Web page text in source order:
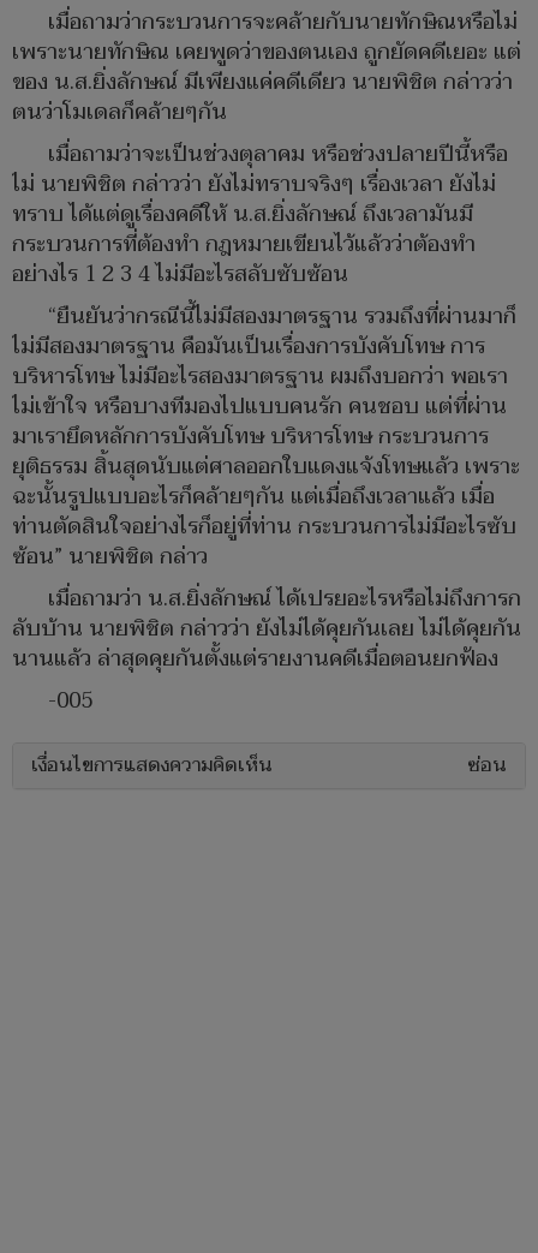
เมื่อถามว่ากระบวนการจะคล้ายกับนายทักษิณหรือไม่
เพราะนายทักษิณ เคยพูดว่าของตนเอง ถูกยัดคดีเยอะ แต่
ของ น.ส.ยิ่งลักษณ์ มีเพียงแค่คดีเดียว นายพิชิต กล่าวว่า
ตนว่าโมเดลก็คล้ายๆกัน
เมื่อถามว่าจะเป็นช่วงตุลาคม หรือช่วงปลายปีนี้หรือ
ไม่ นายพิชิต กล่าวว่า ยังไม่ทราบจริงๆ เรื่องเวลา ยังไม่
ทราบ ได้แต่ดูเรื่องคดีให้ น.ส.ยิ่งลักษณ์ ถึงเวลามันมี
กระบวนการที่ต้องทำ กฎหมายเขียนไว้แล้วว่าต้องทำ
อย่างไร 1 2 3 4 ไม่มีอะไรสลับซับซ้อน
“ยืนยันว่ากรณีนี้ไม่มีสองมาตรฐาน รวมถึงที่ผ่านมาก็
ไม่มีสองมาตรฐาน คือมันเป็นเรื่องการบังคับโทษ การ
บริหารโทษ ไม่มีอะไรสองมาตรฐาน ผมถึงบอกว่า พอเรา
ไม่เข้าใจ หรือบางทีมองไปแบบคนรัก คนชอบ แต่ที่ผ่าน
มาเรายึดหลักการบังคับโทษ บริหารโทษ กระบวนการ
ยุติธรรม สิ้นสุดนับแต่ศาลออกใบแดงแจ้งโทษแล้ว เพราะ
ฉะนั้นรูปแบบอะไรก็คล้ายๆกัน แต่เมื่อถึงเวลาแล้ว เมื่อ
ท่านตัดสินใจอย่างไรก็อยู่ที่ท่าน กระบวนการไม่มีอะไรซับ
ซ้อน” นายพิชิต กล่าว
เมื่อถามว่า น.ส.ยิ่งลักษณ์ ได้เปรยอะไรหรือไม่ถึงการก
ลับบ้าน นายพิชิต กล่าวว่า ยังไม่ได้คุยกันเลย ไม่ได้คุยกัน
นานแล้ว ล่าสุดคุยกันตั้งแต่รายงานคดีเมื่อตอนยกฟ้อง
-005
เงื่อนไขการแสดงความคิดเห็น ซ่อน